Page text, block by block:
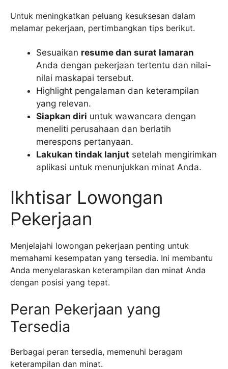
Untuk meningkatkan peluang kesuksesan dalam
melamar pekerjaan, pertimbangkan tips berikut.
Sesuaikan resume dan surat lamaran
Anda dengan pekerjaan tertentu dan nilai-
nilai maskapai tersebut.
Highlight pengalaman dan keterampilan
yang relevan.
Siapkan diri untuk wawancara dengan
meneliti perusahaan dan berlatih
merespons pertanyaan.
Lakukan tindak lanjut setelah mengirimkan
aplikasi untuk menunjukkan minat Anda.
Ikhtisar Lowongan
Pekerjaan
Menjelajahi lowongan pekerjaan penting untuk
memahami kesempatan yang tersedia. Ini membantu
Anda menyelaraskan keterampilan dan minat Anda
dengan posisi yang tepat.
Peran Pekerjaan yang
Tersedia
Berbagai peran tersedia, memenuhi beragam
keterampilan dan minat.